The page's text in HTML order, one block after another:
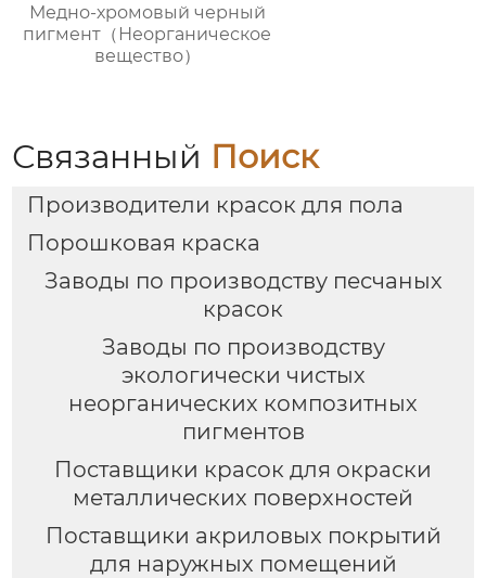
Медно-хромовый черный
пигмент（Неорганическое
вещество）
Связанный Поиск
Производители красок для пола
Порошковая краска
Заводы по производству песчаных
красок
Заводы по производству
экологически чистых
неорганических композитных
пигментов
Поставщики красок для окраски
металлических поверхностей
Поставщики акриловых покрытий
для наружных помещений